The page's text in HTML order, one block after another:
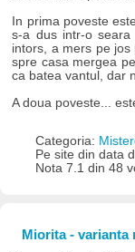
In prima poveste
s-a dus intr-o
intors, a mers pe
spre casa mergea
ca batea vantul, dar
A doua poveste...
Categoria:
Pe site din data
Nota 7.1 din 48
Miorita - varianta